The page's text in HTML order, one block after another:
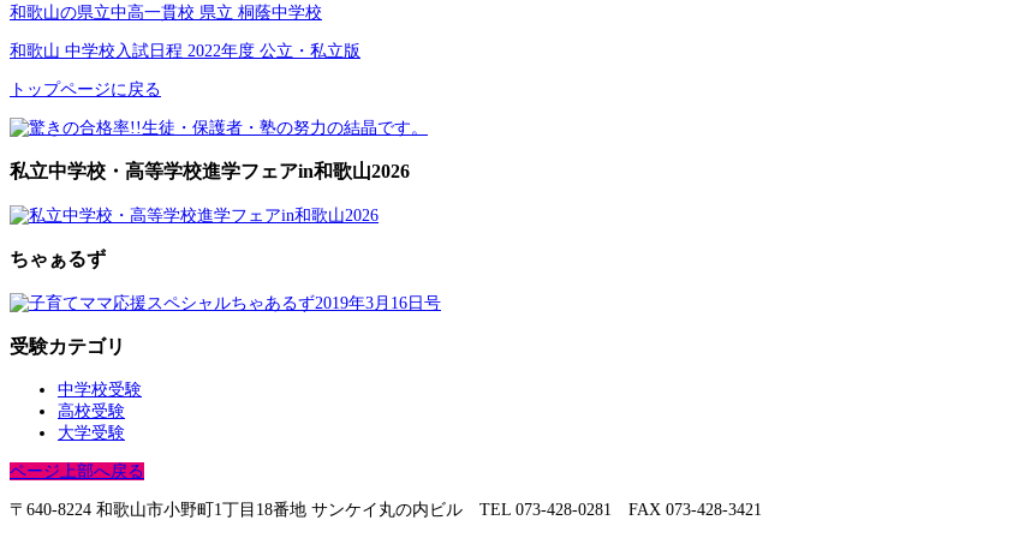
和歌山の県立中高一貫校 県立 桐蔭中学校
和歌山 中学校入試日程 2022年度 公立・私立版
トップページに戻る
私立中学校・高等学校進学フェアin和歌山2026
ちゃぁるず
受験カテゴリ
中学校受験
高校受験
大学受験
ページ上部へ戻る
〒640-8224 和歌山市小野町1丁目18番地 サンケイ丸の内ビル TEL 073-428-0281 FAX 073-428-3421